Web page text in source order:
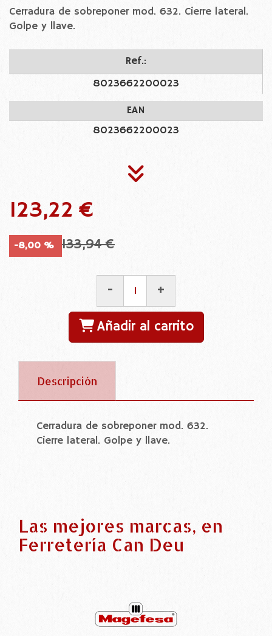
Cerradura de sobreponer mod. 632. Cierre lateral.
Golpe y llave.
Ref.:
8023662200023
EAN
8023662200023
123,22 €
-8,00 % 133,94 €
- +
Añadir al carrito
Descripción
Cerradura de sobreponer mod. 632.
Cierre lateral. Golpe y llave.
Las mejores marcas, en
Ferretería Can Deu